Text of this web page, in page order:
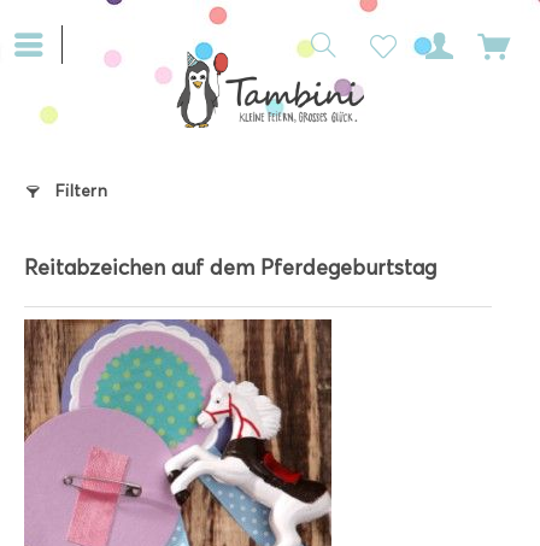
Filtern
Reitabzeichen auf dem Pferdegeburtstag